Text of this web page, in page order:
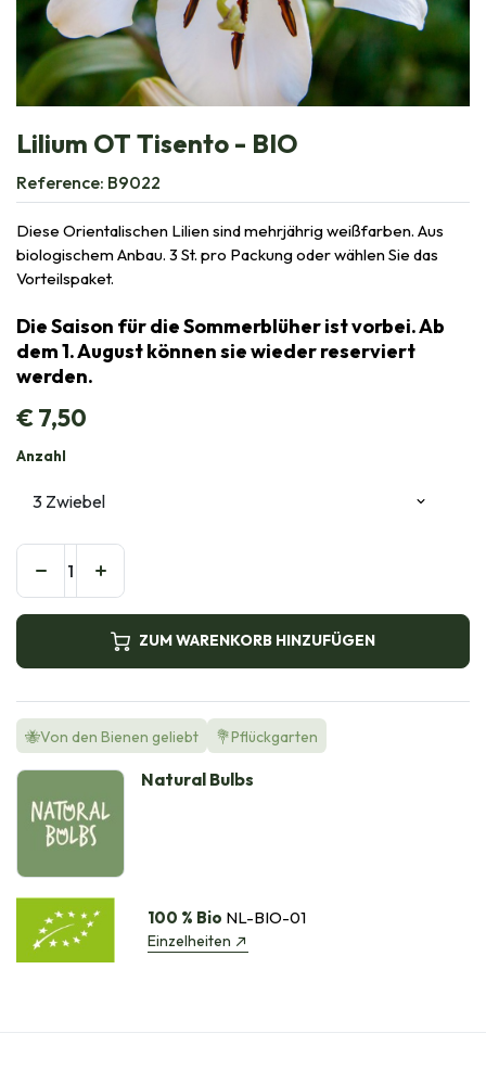
Lilium OT Tisento - BIO
Reference: B9022
Diese Orientalischen Lilien sind mehrjährig weißfarben. Aus
biologischem Anbau. 3 St. pro Packung oder wählen Sie das
Vorteilspaket.
Die Saison für die Sommerblüher ist vorbei. Ab
dem 1. August können sie wieder reserviert
werden.
€7,50
Anzahl
ZUM WARENKORB HINZUFÜGEN
🐝Von den Bienen geliebt 💐Pflückgarten
Natural Bulbs
100 % Bio NL-BIO-01
Einzelheiten